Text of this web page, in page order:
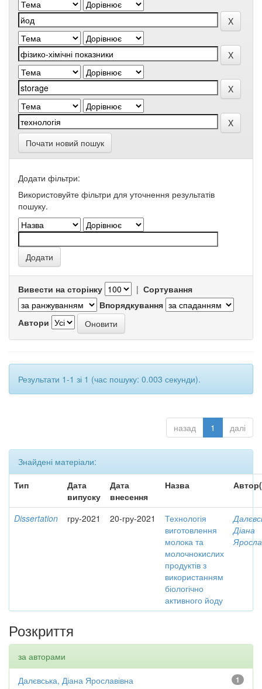
Почати новий пошук
Додати фільтри:
Використовуйте фільтри для уточнення результатів
пошуку.
Вивести на сторінку | Сортування
Впорядкування
Автори
Результати 1-1 зі 1 (час пошуку: 0.003 секунди).
назад 1 далі
Знайдені матеріали:
Тип
Дата
випуску
Дата
внесення
Назва
Dissertation гру-2021 20-гру-2021
Технологія
виготовлення
молока та
молочнокислих
продуктів з
використанням
біологічно
активного йоду
Діана
Розкриття
за авторами
1
Далєвська, Діана Ярославівна